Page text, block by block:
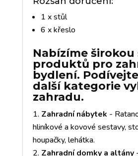
1 x stůl
6 x křeslo
Nabízíme širokou
produktů pro
bydlení.
další kategorie
zahradu.
Zahradní nábytek -
hliníkové a kovové sestavy,
houpačky, lehátka.
Zahradní domky a altány